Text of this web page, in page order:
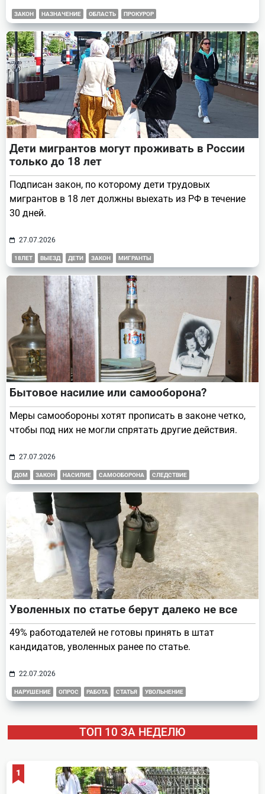
ЗАКОН НАЗНАЧЕНИЕ ОБЛАСТЬ ПРОКУРОР
Дети мигрантов могут проживать в России
только до 18 лет
Подписан закон, по которому дети трудовых
мигрантов в 18 лет должны выехать из РФ в течение
30 дней.
27.07.2026
18ЛЕТ ВЫЕЗД ДЕТИ ЗАКОН МИГРАНТЫ
Бытовое насилие или самооборона?
Меры самообороны хотят прописать в законе четко,
чтобы под них не могли спрятать другие действия.
27.07.2026
ДОМ ЗАКОН НАСИЛИЕ САМООБОРОНА СЛЕДСТВИЕ
Уволенных по статье берут далеко не все
49% работодателей не готовы принять в штат
кандидатов, уволенных ранее по статье.
22.07.2026
НАРУШЕНИЕ ОПРОС РАБОТА СТАТЬЯ УВОЛЬНЕНИЕ
ТОП 10 ЗА НЕДЕЛЮ